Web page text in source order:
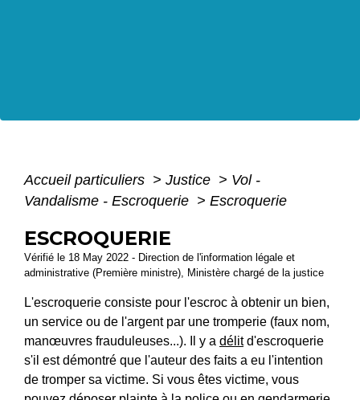
Accueil particuliers > Justice > Vol -
Vandalisme - Escroquerie > Escroquerie
ESCROQUERIE
Vérifié le 18 May 2022 - Direction de l'information légale et
administrative (Première ministre), Ministère chargé de la justice
L'escroquerie consiste pour l'escroc à obtenir un bien,
un service ou de l'argent par une tromperie (faux nom,
manœuvres frauduleuses...). Il y a délitd'escroquerie
s'il est démontré que l'auteur des faits a eu l'intention
de tromper sa victime. Si vous êtes victime, vous